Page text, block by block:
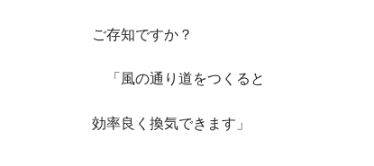
ご存知ですか？
「風の通り道をつくると
効率良く換気できます」